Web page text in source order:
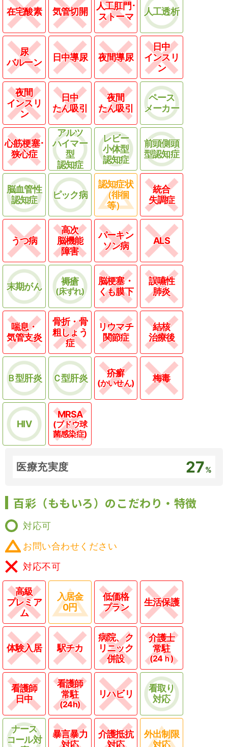
在宅酸素 気管切開
人工肛門･
ストーマ
人工透析
尿
バルーン
日中導尿 夜間導尿
日中
インスリ
ン
夜間
インスリ
ン
日中
たん吸引
夜間
たん吸引
ペース
メーカー
心筋梗塞･
狭心症
アルツ
ハイマー
型
認知症
レビー
小体型
認知症
前頭側頭
型認知症
脳血管性
認知症
ピック病
認知症状
（徘徊
等）
統合
失調症
うつ病
高次
脳機能
障害
パーキン
ソン病
ALS
末期がん 褥瘡
(床ずれ)
脳梗塞・
くも膜下
誤嚥性
肺炎
喘息・
気管支炎
骨折・骨
粗しょう
症
リウマチ
関節症
結核
治療後
Ｂ型肝炎 Ｃ型肝炎 疥癬
(かいせん) 梅毒
HIV
MRSA
(ブドウ球
菌感染症)
医療充実度 27%
百彩（ももいろ）のこだわり・特徴
対応可
お問い合わせください
対応不可
高級
プレミア
ム
入居金
0円
低価格
プラン
生活保護
体験入居 駅チカ
病院、ク
リニック
併設
介護士
常駐
(24ｈ)
看護師
日中
看護師
常駐
(24h)
リハビリ
看取り
対応
ナース
コール対
暴言暴力
介護抵抗
外出制限